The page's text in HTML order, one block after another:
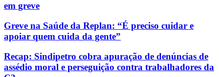
em greve
Greve na Saúde da Replan: “É preciso cuidar e
apoiar quem cuida da gente”
Recap: Sindipetro cobra apuração de denúncias de
assédio moral e perseguição contra trabalhadores da